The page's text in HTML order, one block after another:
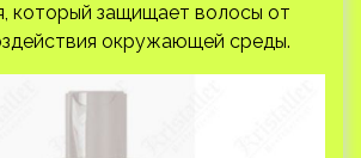
который защищает волосы от
окружающей среды.